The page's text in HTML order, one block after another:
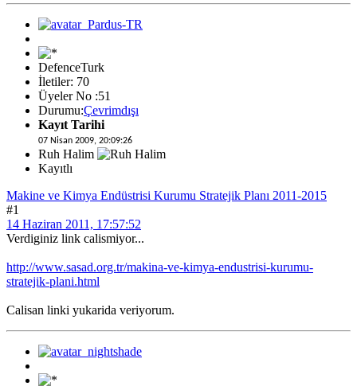
DefenceTurk
İletiler: 70
Üyeler No :51
Durumu:Çevrimdışı
Kayıt Tarihi
07 Nisan 2009, 20:09:26
Ruh Halim
Kayıtlı
Makine ve Kimya Endüstrisi Kurumu Stratejik Planı 2011-2015
#1
14 Haziran 2011, 17:57:52
Verdiginiz link calismiyor...
http://www.sasad.org.tr/makina-ve-kimya-endustrisi-kurumu-
stratejik-plani.html
Calisan linki yukarida veriyorum.